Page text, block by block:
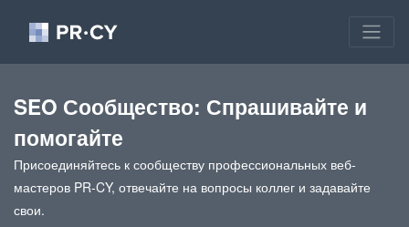
SEO Сообщество: Спрашивайте и
помогайте
Присоединяйтесь к сообществу профессиональных веб-
мастеров PR-CY, отвечайте на вопросы коллег и задавайте
свои.